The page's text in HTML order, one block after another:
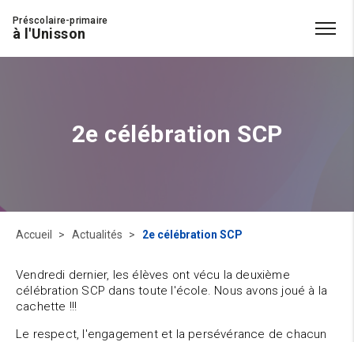
Préscolaire-primaire
à l'Unisson
2e célébration SCP
Accueil Actualités 2e célébration SCP
Vendredi dernier, les élèves ont vécu la deuxième
célébration SCP dans toute l'école. Nous avons joué à la
cachette !!!
Le respect, l'engagement et la persévérance de chacun